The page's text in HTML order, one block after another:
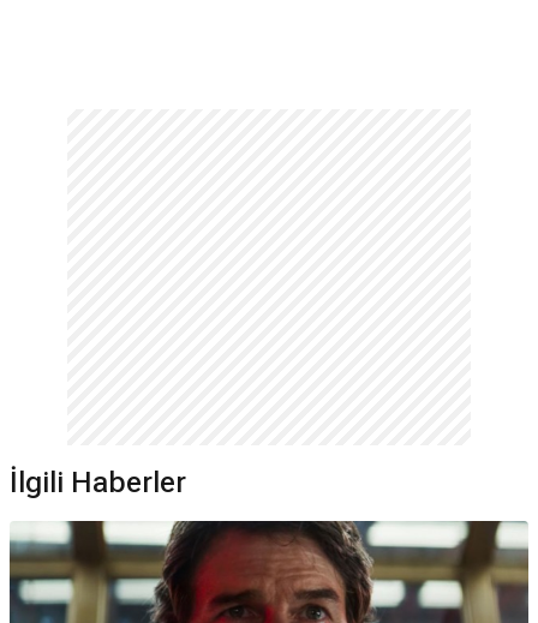
İlgili Haberler